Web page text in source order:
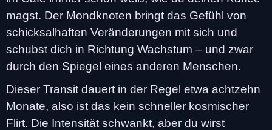
magst. Der Mondknoten bringt das Gefühl von
schicksalhaften Veränderungen mit sich und
schubst dich in Richtung Wachstum – und zwar
durch den Spiegel eines anderen Menschen.
Dieser Transit dauert in der Regel etwa achtzehn
Monate, also ist das kein schneller kosmischer
Flirt. Die Intensität schwankt, aber du wirst